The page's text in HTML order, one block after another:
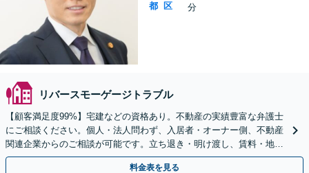
都
区
分
リバースモーゲージトラブル
【顧客満足度99%】宅建などの資格あり。不動産の実績豊富な弁護士
にご相談ください。個人・法人問わず、入居者・オーナー側、不動産
関連企業からのご相談が可能です。立ち退き・明け渡し、賃料・地代
の滞納、増額・減額、相続、個人再生など、幅広く対応。
料金表を見る